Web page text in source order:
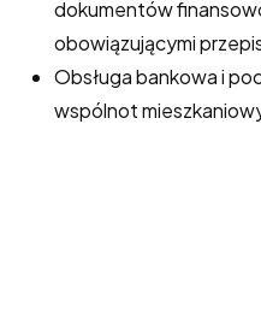
dokumentów
obowiązującymi
Obsługa bankowa i
wspólnot